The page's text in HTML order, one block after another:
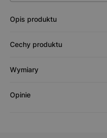
Opis produktu
Cechy produktu
Wymiary
Opinie